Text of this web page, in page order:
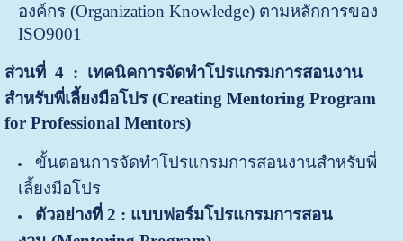
องค์กร (Organization Knowledge) ตามหลักการของ
ISO9001
ส่วนที่ 4: เทคนิคการจัดทำโปรแกรมการสอนงาน
สำหรับพี่เลี้ยงมือโปร (Creating Mentoring Program
for Professional Mentors)
ขั้นตอนการจัดทำโปรแกรมการสอนงานสำหรับพี่
เลี้ยงมือโปร
ตัวอย่างที่ 2 : แบบฟอร์มโปรแกรมการสอน